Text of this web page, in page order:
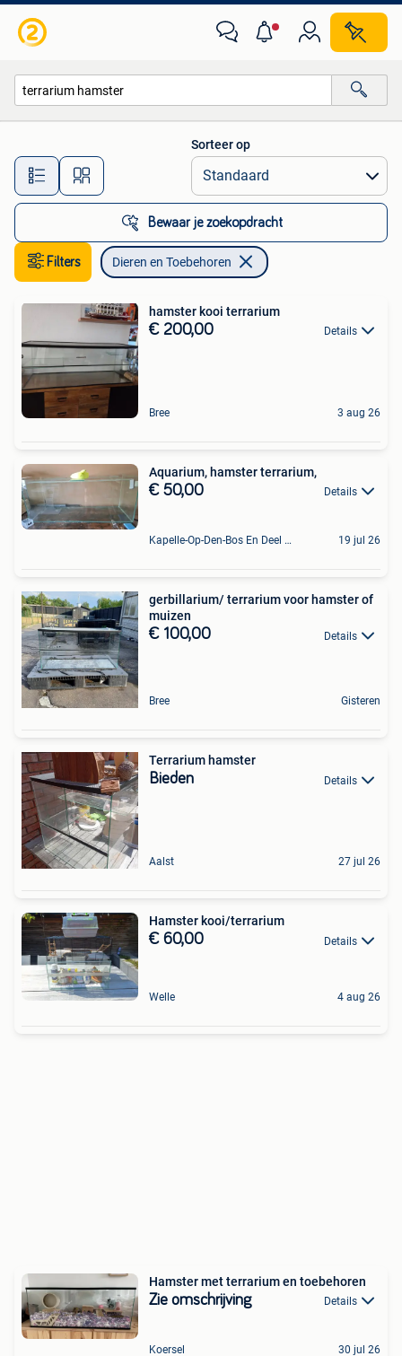
Alle afstanden…
Sorteer op
Bewaar je zoekopdracht
Filters Dieren en Toebehoren
hamster kooi terrarium
€ 200,00 Details
Bree 3 aug 26
Aquarium, hamster terrarium,
€ 50,00 Details
Kapelle-Op-Den-Bos En Deel Van Zemst 19 jul 26
gerbillarium/ terrarium voor hamster of
muizen
€ 100,00 Details
Bree Gisteren
Terrarium hamster
Bieden Details
Aalst 27 jul 26
Hamster kooi/terrarium
€ 60,00 Details
Welle 4 aug 26
Hamster met terrarium en toebehoren
Zie omschrijving Details
Koersel 30 jul 26